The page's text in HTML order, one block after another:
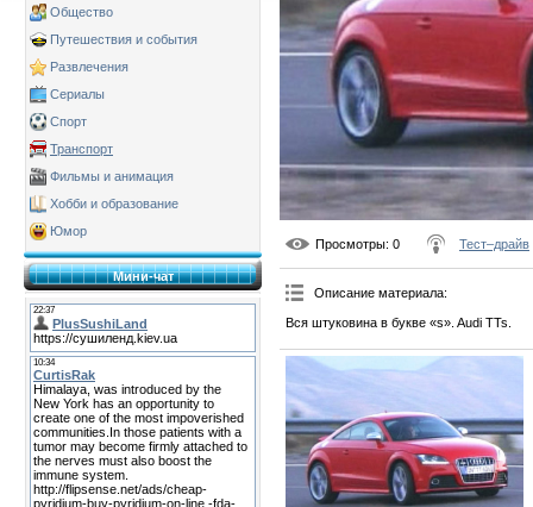
Общество
Путешествия и события
Развлечения
Сериалы
Спорт
Транспорт
Фильмы и анимация
Хобби и образование
Юмор
Мини-чат
Просмотры: 0 Тест–драйв
Описание материала:
Вся штуковина в букве «s». Audi TTs.